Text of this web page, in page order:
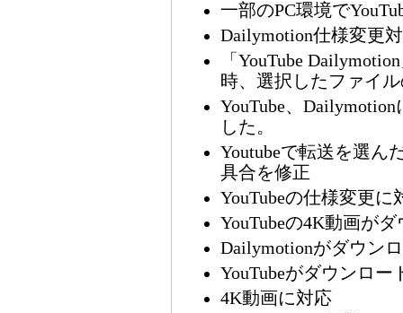
一部のPC環境で
Dailymotion仕様変更
「YouTube
時、選択したファイ
YouTube、
した。
Youtubeで転送を選ん
具合を修正
YouTubeの仕様変更に
YouTubeの4K動画が
Dailymotionがダウン
YouTubeがダウンロ
4K動画に対応